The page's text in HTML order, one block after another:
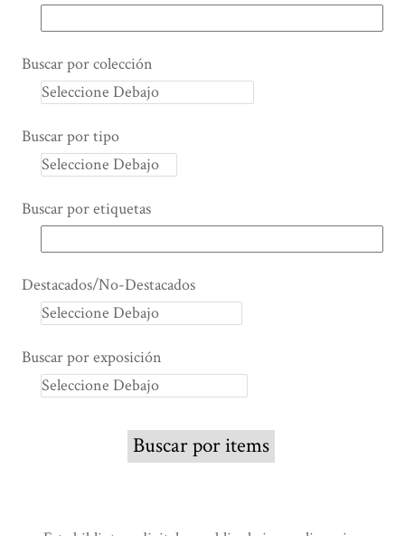
Buscar por colección
Buscar por tipo
Buscar por etiquetas
Destacados/No-Destacados
Buscar por exposición